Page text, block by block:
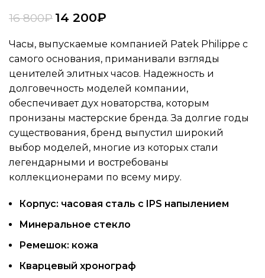
16 800₽ 14 200₽
Часы, выпускаемые компанией Patek Philippe с
самого основания, приманивали взгляды
ценителей элитных часов. Надежность и
долговечность моделей компании,
обеспечивает дух новаторства, которым
пронизаны мастерские бренда. За долгие годы
существования, бренд выпустил широкий
выбор моделей, многие из которых стали
легендарными и востребованы
коллекционерами по всему миру.
Корпус: часовая сталь c IPS напылением
Минеральное стекло
Ремешок: кожа
Кварцевый хронограф